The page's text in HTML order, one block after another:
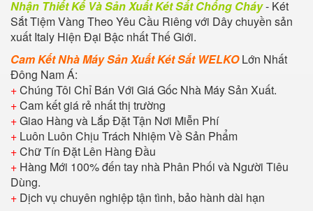
Nhận Thiết Kế Và Sản Xuất Két Sắt Chống Cháy- Két
Sắt Tiệm Vàng Theo Yêu Cầu Riêng với Dây chuyền sản
xuất Italy Hiện Đại Bậc nhất Thế Giới.
Cam Kết Nhà Máy Sản Xuất Két Sắt WELKOLớn Nhất
Đông Nam Á:
+Chúng Tôi Chỉ Bán Với Giá Gốc Nhà Máy Sản Xuất.
+Cam kết giá rẻ nhất thị trường
+Giao Hàng và Lắp Đặt Tận Nơi Miễn Phí
+ Luôn Luôn Chịu Trách Nhiệm Về Sản Phẩm
+Chữ Tín Đặt Lên Hàng Đầu
+ Hàng Mới 100% đến tay nhà Phân Phối và Người Tiêu
Dùng.
+ Dịch vụ chuyên nghiệp tận tình, bảo hành dài hạn